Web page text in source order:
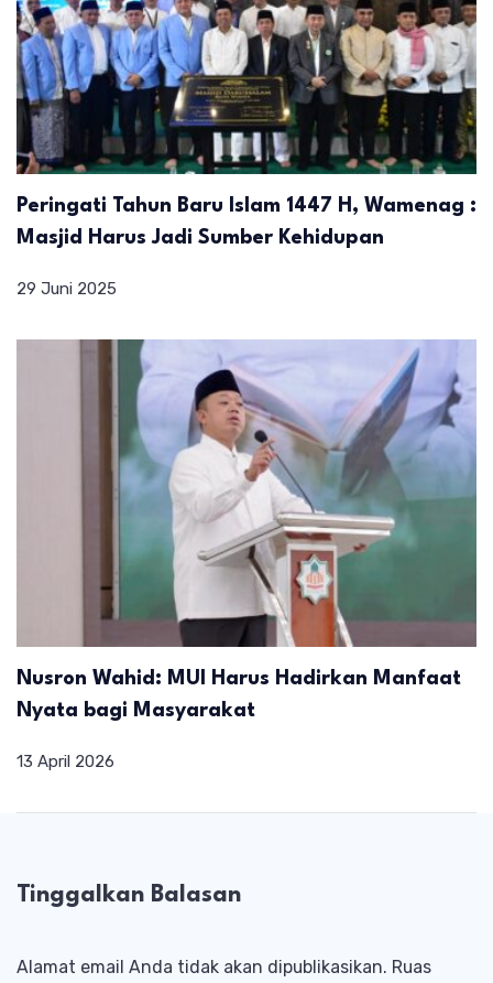
Peringati Tahun Baru Islam 1447 H, Wamenag :
Masjid Harus Jadi Sumber Kehidupan
29 Juni 2025
Nusron Wahid: MUI Harus Hadirkan Manfaat
Nyata bagi Masyarakat
13 April 2026
Tinggalkan Balasan
Alamat email Anda tidak akan dipublikasikan. Ruas